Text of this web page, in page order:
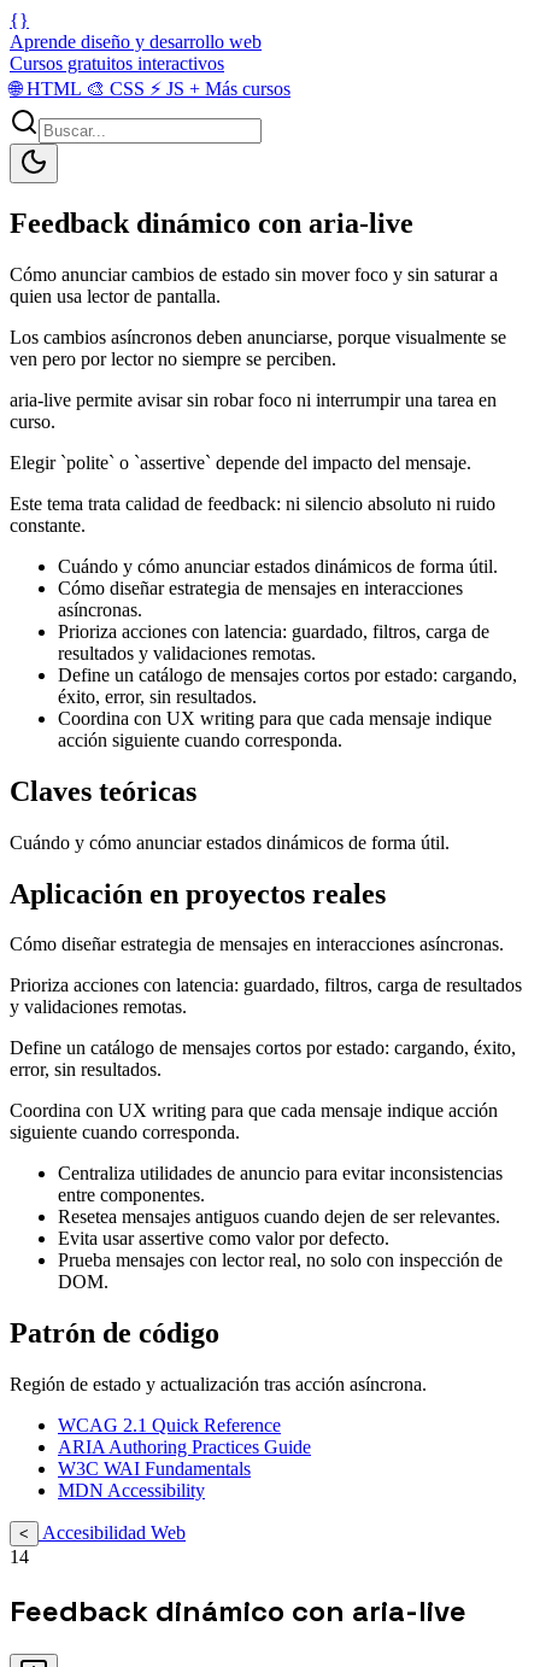
{}
Aprende diseño y desarrollo web
Cursos gratuitos interactivos
🌐HTML 🎨 CSS ⚡ JS + Más cursos
Feedback dinámico con aria-live
Cómo anunciar cambios de estado sin mover foco y sin saturar a
quien usa lector de pantalla.
Los cambios asíncronos deben anunciarse, porque visualmente se
ven pero por lector no siempre se perciben.
aria-live permite avisar sin robar foco ni interrumpir una tarea en
curso.
Elegir `polite` o `assertive` depende del impacto del mensaje.
Este tema trata calidad de feedback: ni silencio absoluto ni ruido
constante.
Cuándo y cómo anunciar estados dinámicos de forma útil.
Cómo diseñar estrategia de mensajes en interacciones
asíncronas.
Prioriza acciones con latencia: guardado, filtros, carga de
resultados y validaciones remotas.
Define un catálogo de mensajes cortos por estado: cargando,
éxito, error, sin resultados.
Coordina con UX writing para que cada mensaje indique
acción siguiente cuando corresponda.
Claves teóricas
Cuándo y cómo anunciar estados dinámicos de forma útil.
Aplicación en proyectos reales
Cómo diseñar estrategia de mensajes en interacciones asíncronas.
Prioriza acciones con latencia: guardado, filtros, carga de resultados
y validaciones remotas.
Define un catálogo de mensajes cortos por estado: cargando, éxito,
error, sin resultados.
Coordina con UX writing para que cada mensaje indique acción
siguiente cuando corresponda.
Centraliza utilidades de anuncio para evitar inconsistencias
entre componentes.
Resetea mensajes antiguos cuando dejen de ser relevantes.
Evita usar assertive como valor por defecto.
Prueba mensajes con lector real, no solo con inspección de
DOM.
Patrón de código
Región de estado y actualización tras acción asíncrona.
WCAG 2.1 Quick Reference
ARIA Authoring Practices Guide
W3C WAI Fundamentals
MDN Accessibility
<
Accesibilidad Web
14
Feedback dinámico con aria-live